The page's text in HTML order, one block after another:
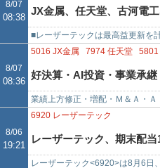
8/07
08:38
JX金属、任天堂、古河電
を点検
■レーザーテックは最高益更新を
略に注目 ８月６日に発表された
8/07
08:36
5016 JX金属 7974 任天堂 5801
好決算・AI投資・事業承
ネルギー――成長戦略が相
業績上方修正・増配・Ｍ＆Ａ・
価値向上への布石・【注目決算７
8/06
19:21
6920 レーザーテック
レーザーテック、期末配
レーザーテック<6920>は8月6日